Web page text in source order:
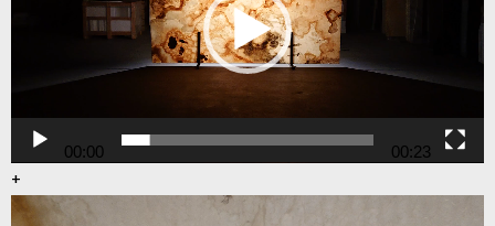
00:00
00:23
+
Odtwarzacz